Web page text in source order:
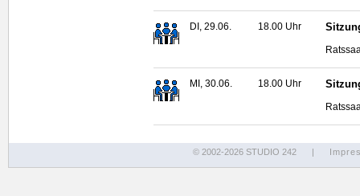
DI, 29.06. 18.00 Uhr
MI, 30.06. 18.00 Uhr
© 2002-2026 STUDIO 242 |